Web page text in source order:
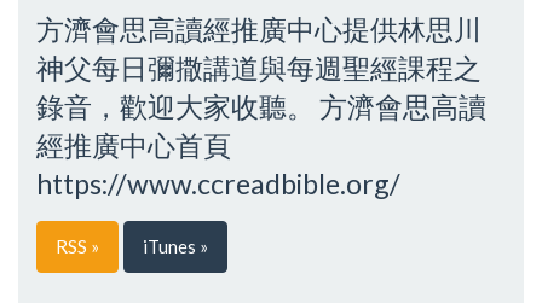
方濟會思高讀經推廣中心提供林思川
神父每日彌撒講道與每週聖經課程之
錄音，歡迎大家收聽。 方濟會思高讀
經推廣中心首頁
https://www.ccreadbible.org/
RSS » iTunes »